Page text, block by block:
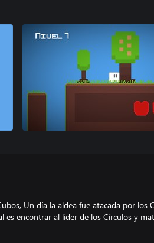
Un día la aldea fue atacada por los
encontrar al líder de los Círculos y